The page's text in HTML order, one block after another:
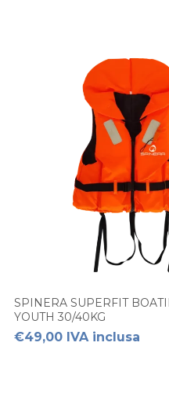
SPINERA SUPERFIT
YOUTH 30/40KG
€49,00 IVA inclusa